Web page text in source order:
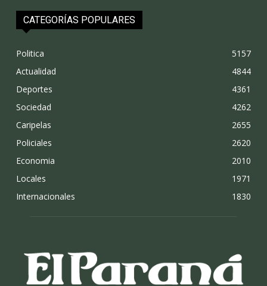
CATEGORÍAS POPULARES
Politica
5157
Actualidad
4844
Deportes
4361
Sociedad
4262
Caripelas
2655
Policiales
2620
Economia
2010
Locales
1971
Internacionales
1830